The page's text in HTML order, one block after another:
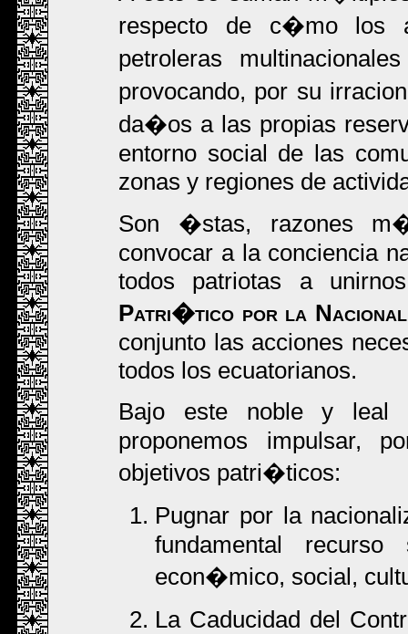
respecto de c�mo los
petroleras
provocando, por su
da�os a las propias
entorno social de las
zonas y regiones de
Son �stas, razones
convocar a la conciencia
todos patriotas a
Patri�tico por la
conjunto las acciones
todos los ecuatorianos.
Bajo este noble y leal
proponemos impulsar,
objetivos patri�ticos:
Pugnar por la
fundamental
econ�mico, social,
La Caducidad del